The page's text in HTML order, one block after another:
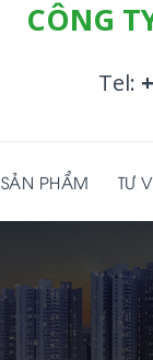
CÔNG
Tel:
SẢN PHẨM TƯ